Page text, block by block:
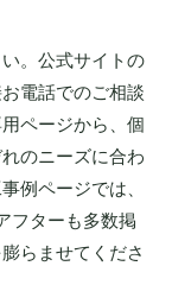
。公式サイトの
電話でのご相談
ページから、個
のニーズに合わ
例ページでは、
フターも多数掲
らませてくださ